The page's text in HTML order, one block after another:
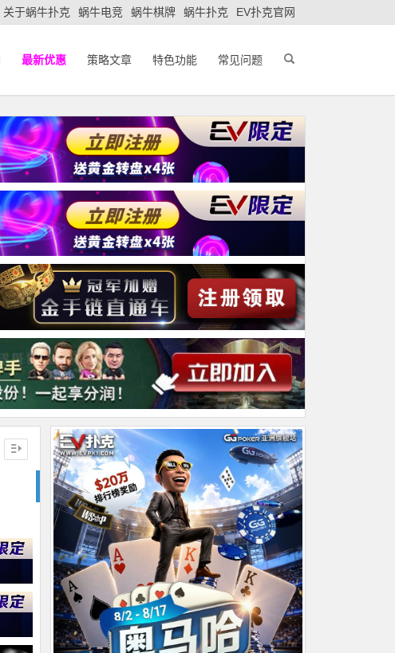
关于蜗牛扑克 蜗牛电竞 蜗牛棋牌 蜗牛扑克 EV扑克官网
最新优惠 策略文章 特色功能 常见问题